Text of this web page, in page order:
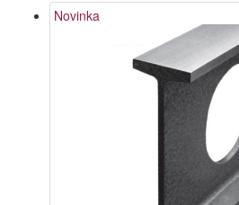
Novinka